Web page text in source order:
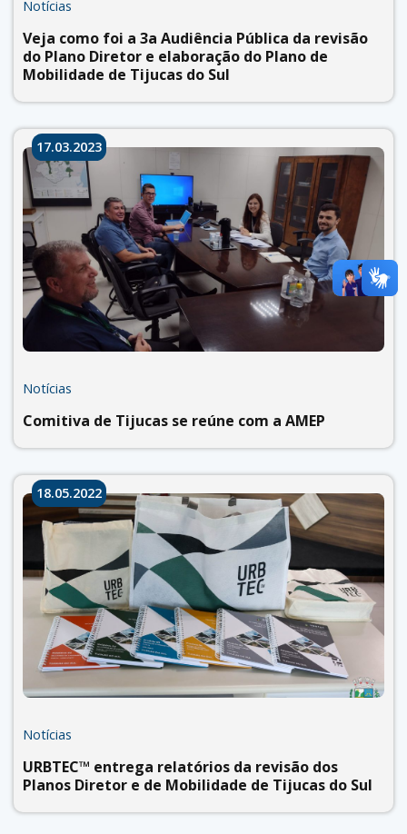
Notícias
Veja como foi a 3a Audiência Pública da revisão
do Plano Diretor e elaboração do Plano de
Mobilidade de Tijucas do Sul
17.03.2023
Notícias
Comitiva de Tijucas se reúne com a AMEP
18.05.2022
Notícias
URBTEC™ entrega relatórios da revisão dos
Planos Diretor e de Mobilidade de Tijucas do Sul